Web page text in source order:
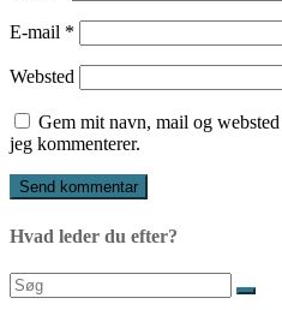
E-mail *
Websted
Gem mit navn, mail og
jeg kommenterer.
Hvad leder du efter?
Søg
efter: